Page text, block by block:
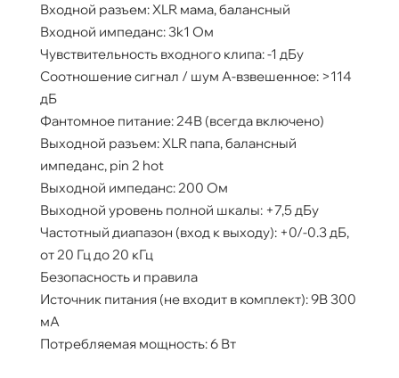
Входной разъем: XLR мама, балансный
Входной импеданс: 3k1 Ом
Чувствительность входного клипа: -1 дБу
Соотношение сигнал / шум A-взвешенное: >114
дБ
Фантомное питание: 24В (всегда включено)
Выходной разъем: XLR папа, балансный
импеданс, pin 2 hot
Выходной импеданс: 200 Ом
Выходной уровень полной шкалы: +7,5 дБу
Частотный диапазон (вход к выходу): +0/-0.3 дБ,
от 20 Гц до 20 кГц
Безопасность и правила
Источник питания (не входит в комплект): 9В 300
мА
Потребляемая мощность: 6 Вт